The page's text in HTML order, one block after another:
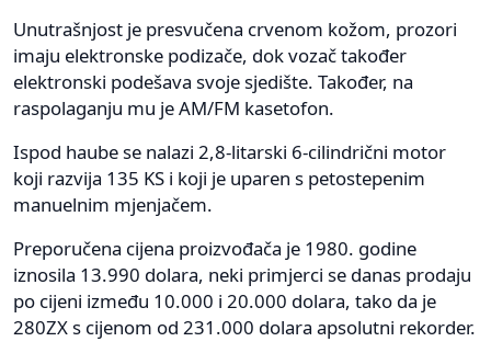
Unutrašnjost je presvučena crvenom kožom, prozori
imaju elektronske podizače, dok vozač također
elektronski podešava svoje sjedište. Također, na
raspolaganju mu je AM/FM kasetofon.
Ispod haube se nalazi 2,8-litarski 6-cilindrični motor
koji razvija 135 KS i koji je uparen s petostepenim
manuelnim mjenjačem.
Preporučena cijena proizvođača je 1980. godine
iznosila 13.990 dolara, neki primjerci se danas prodaju
po cijeni između 10.000 i 20.000 dolara, tako da je
280ZX s cijenom od 231.000 dolara apsolutni rekorder.